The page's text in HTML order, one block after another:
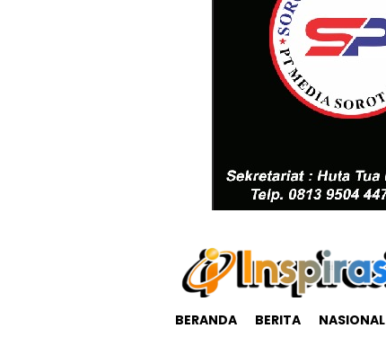
BERANDA BERITA NASIONAL